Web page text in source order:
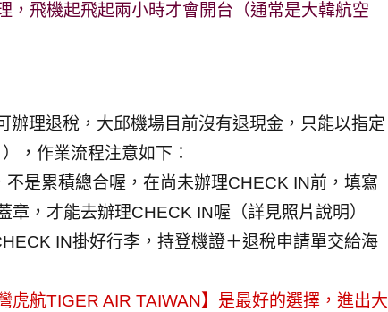
，飛機起飛起兩小時才會開台（通常是大韓航空
理退稅，大邱機場目前沒有退現金，只能以指定
，作業流程注意如下：
是累積總合喔，在尚未辦理CHECK IN前，填寫
，才能去辦理CHECK IN喔（詳見照片說明）
IN掛好行李，持登機證＋退稅申請單交給海
虎航TIGER AIR TAIWAN】是最好的選擇，進出大